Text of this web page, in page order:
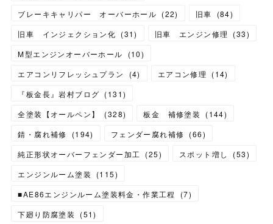
ブレーキキャリパー オーバーホール (22) 旧車 (84)
旧車 インジェクション化 (31) 旧車 エンジン修理 (33)
M型エンジンオーバーホール
(10)
エアコンリフレッシュプラン
(4) エアコン修理 (14)
『板金長』岩村ブログ (131)
全塗装【オールペン】
(328) 板金 補修塗装 (144)
錆・腐れ補修
(194) フェンダー腐れ補修 (66)
純正形状オーバーフェンダー加工
(25) スポット増し (53)
エンジンルーム塗装
(115)
■AE86エンジンルーム塗装料金・作業工程
(7)
下廻り防腐塗装
(51)